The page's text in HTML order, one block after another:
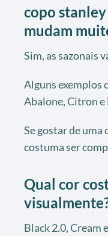
copo
mudam
Sim, as sazonais
Alguns exemplos
Abalone, Citron
Se gostar de uma
costuma ser
Qual cor
Black 2.0, Cream